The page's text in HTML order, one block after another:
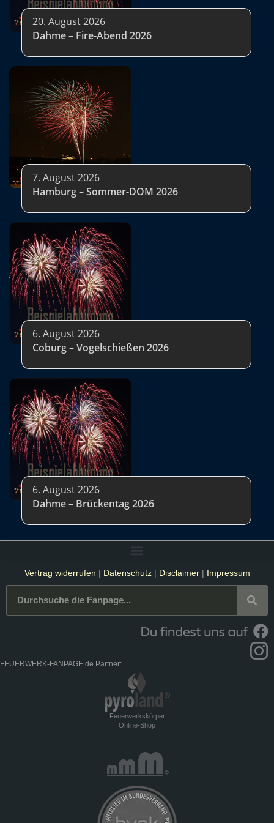
20. August 2026
Dahme – Fire-Abend 2026
7. August 2026
Hamburg – Sommer-DOM 2026
6. August 2026
Coburg – Vogelschießen 2026
6. August 2026
Dahme – Brückentag 2026
Vertrag widerrufen | Datenschutz| Disclaimer| Impressum
FEUERWERK-FANPAGE.de Partner:
Feuerwerkskörper
Online-Shop